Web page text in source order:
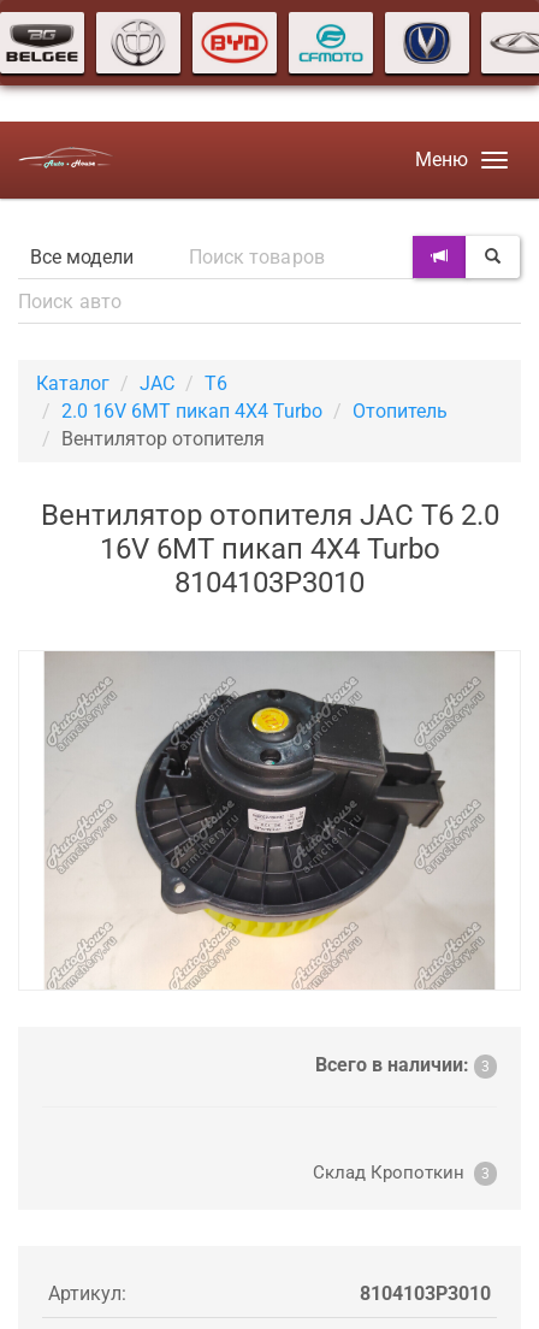
Меню
Каталог JAC
T6
2.0 16V 6MT пикап 4X4 Turbo
Отопитель
Вентилятор отопителя
Вентилятор отопителя JAC T6 2.0
16V 6MT пикап 4X4 Turbo
8104103P3010
Всего в наличии: 3
Склад Кропоткин 3
Артикул: 8104103P3010